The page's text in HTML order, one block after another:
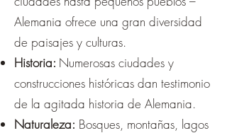
Alemania ofrece una gran diversidad
de paisajes y culturas.
Historia: Numerosas ciudades y
construcciones históricas dan testimonio
de la agitada historia de Alemania.
Naturaleza: Bosques, montañas, lagos